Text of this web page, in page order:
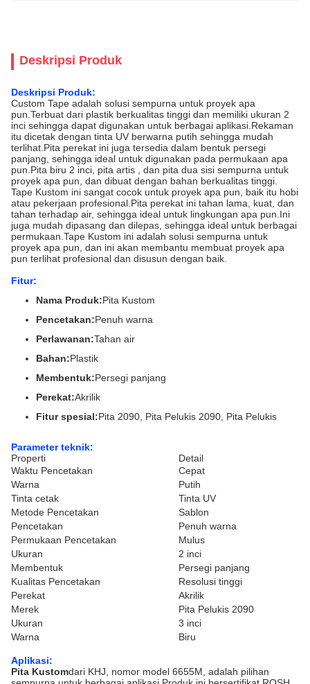
Deskripsi Produk
Deskripsi Produk:
Custom Tape adalah solusi sempurna untuk proyek apa
pun.Terbuat dari plastik berkualitas tinggi dan memiliki ukuran 2
inci sehingga dapat digunakan untuk berbagai aplikasi.Rekaman
itu dicetak dengan tinta UV berwarna putih sehingga mudah
terlihat.Pita perekat ini juga tersedia dalam bentuk persegi
panjang, sehingga ideal untuk digunakan pada permukaan apa
pun.Pita biru 2 inci, pita artis , dan pita dua sisi sempurna untuk
proyek apa pun, dan dibuat dengan bahan berkualitas tinggi.
Tape Kustom ini sangat cocok untuk proyek apa pun, baik itu hobi
atau pekerjaan profesional.Pita perekat ini tahan lama, kuat, dan
tahan terhadap air, sehingga ideal untuk lingkungan apa pun.Ini
juga mudah dipasang dan dilepas, sehingga ideal untuk berbagai
permukaan.Tape Kustom ini adalah solusi sempurna untuk
proyek apa pun, dan ini akan membantu membuat proyek apa
pun terlihat profesional dan disusun dengan baik.
Fitur:
Nama Produk:Pita Kustom
Pencetakan:Penuh warna
Perlawanan:Tahan air
Bahan:Plastik
Membentuk:Persegi panjang
Perekat:Akrilik
Fitur spesial:Pita 2090, Pita Pelukis 2090, Pita Pelukis
Parameter teknik:
Properti
Detail
Waktu Pencetakan
Cepat
Warna
Putih
Tinta cetak
Tinta UV
Metode Pencetakan
Sablon
Pencetakan
Penuh warna
Permukaan Pencetakan
Mulus
Ukuran
2 inci
Membentuk
Persegi panjang
Kualitas Pencetakan
Resolusi tinggi
Perekat
Akrilik
Merek
Pita Pelukis 2090
Ukuran
3 inci
Warna
Biru
Aplikasi:
Pita Kustomdari KHJ, nomor model 6655M, adalah pilihan